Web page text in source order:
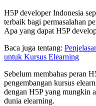
H5P developer Indonesia
terbaik bagi permasalahan
Apa yang dapat H5P
Baca juga tentang:
untuk Kursus Elearning
Sebelum membahas peran
pengembangan kursus
dengan H5P yang mungkin
dunia elearning.